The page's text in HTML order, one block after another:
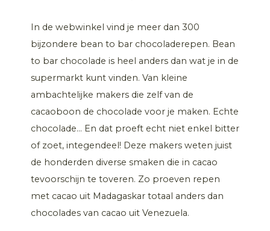
In de webwinkel vind je meer dan 300
bijzondere bean to bar chocoladerepen. Bean
to bar chocolade is heel anders dan wat je in de
supermarkt kunt vinden. Van kleine
ambachtelijke makers die zelf van de
cacaoboon de chocolade voor je maken. Echte
chocolade... En dat proeft echt niet enkel bitter
of zoet, integendeel! Deze makers weten juist
de honderden diverse smaken die in cacao
tevoorschijn te toveren. Zo proeven repen
met cacao uit Madagaskar totaal anders dan
chocolades van cacao uit Venezuela.